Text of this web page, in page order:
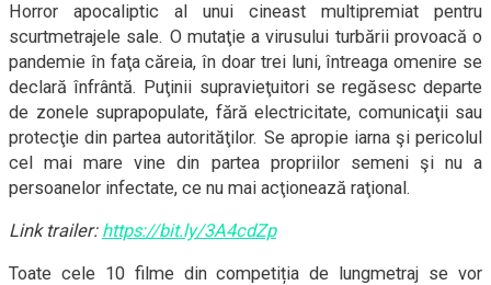
Horror apocaliptic al unui cineast multipremiat pentru
scurtmetrajele sale. O mutaţie a virusului turbării provoacă o
pandemie în faţa căreia, în doar trei luni, întreaga omenire se
declară înfrântă. Puţinii supravieţuitori se regăsesc departe
de zonele suprapopulate, fără electricitate, comunicaţii sau
protecţie din partea autorităţilor. Se apropie iarna şi pericolul
cel mai mare vine din partea propriilor semeni şi nu a
persoanelor infectate, ce nu mai acţionează raţional.
Link trailer: https://bit.ly/3A4cdZp
Toate cele 10 filme din competiția de lungmetraj se vor